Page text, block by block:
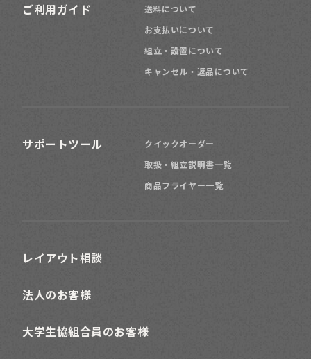
ご利用ガイド
送料について
お支払いについて
組立・設置について
キャンセル・返品について
サポートツール
クイックオーダー
取扱・組立説明書一覧
商品フライヤー一覧
レイアウト相談
法人のお客様
大学生協組合員のお客様